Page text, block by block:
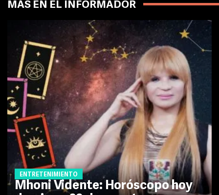
MÁS EN EL INFORMADOR
ENTRETENIMIENTO
Mhoni Vidente: Horóscopo hoy